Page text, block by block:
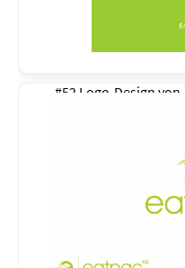
#52 Logo-Design von